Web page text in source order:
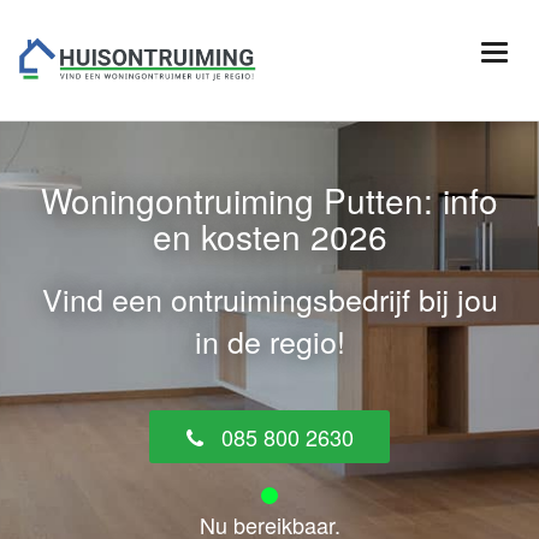
Woningontruiming Putten: info
en kosten 2026
Vind een ontruimingsbedrijf bij jou
in de regio!
085 800 2630
Nu bereikbaar.